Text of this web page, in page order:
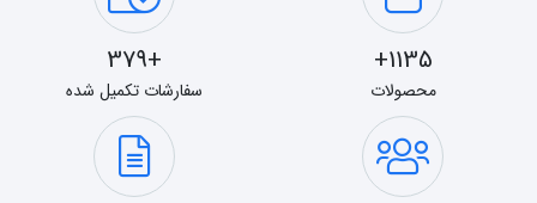
1135+
محصولات
+379
سفارشات تکمیل شده